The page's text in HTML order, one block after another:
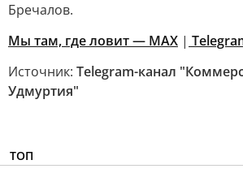
Бречалов.
Мы там, где ловит — MAX |
Источник: Telegram-канал
Удмуртия"
ТОП